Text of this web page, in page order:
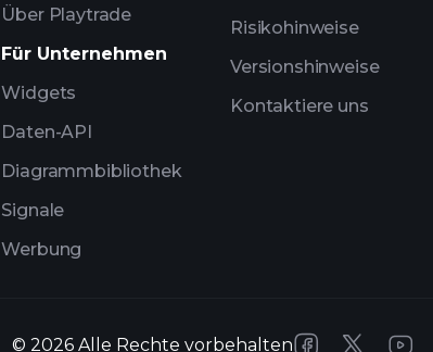
Über Playtrade
Für Unternehmen
Widgets
Daten-API
Diagrammbibliothek
Signale
Werbung
Risikohinweise
Versionshinweise
Kontaktiere uns
© 2026 Alle Rechte vorbehalten